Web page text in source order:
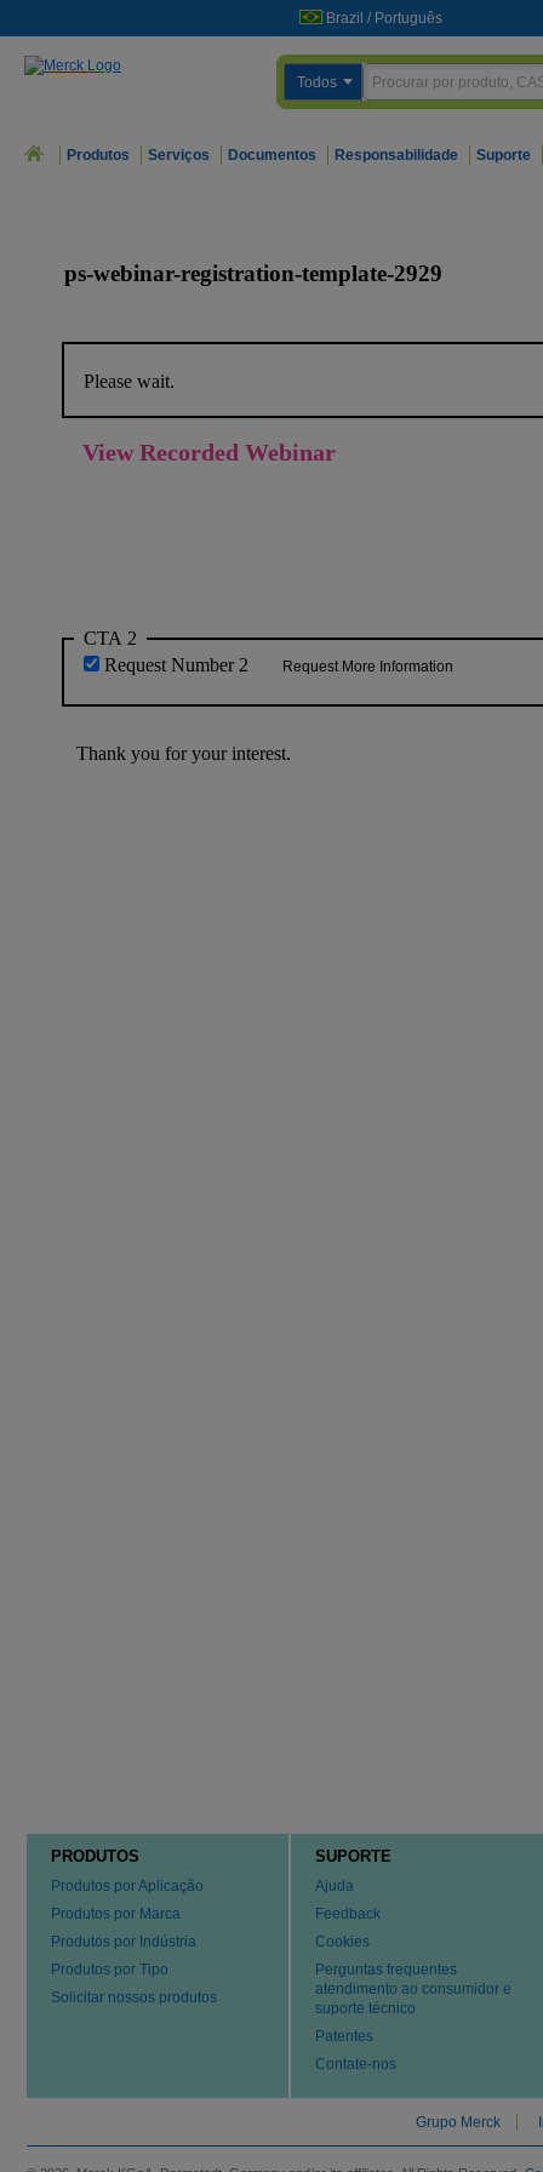
Brazil / Português
Todos
Produtos Serviços Documentos Responsabilidade Suporte
PRODUTOS
Produtos por Aplicação
Produtos por Marca
Produtos por Indústria
Produtos por Tipo
Solicitar nossos produtos
SUPORTE
Ajuda
Feedback
Cookies
Perguntas frequentes
atendimento ao consumidor e
suporte técnico
Patentes
Contate-nos
Grupo Merck